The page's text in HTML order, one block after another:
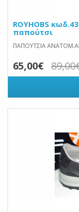
ROYHOBS
παπούτσι
ΠΑΠΟΥΤΣΙΑ
65,00€